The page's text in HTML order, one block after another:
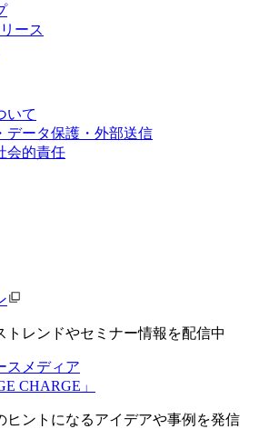
ース
いて
データ保護・外部送信
会的責任
トレンドやセミナー情報を配信中
スメディア
CHARGE」
ヒントになるアイデアや事例を発信